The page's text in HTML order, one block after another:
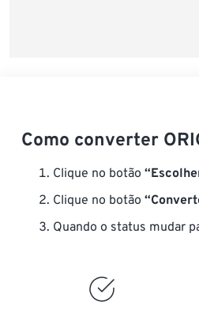
Como converter
Clique no botão
Clique no botão
Quando o status mudar